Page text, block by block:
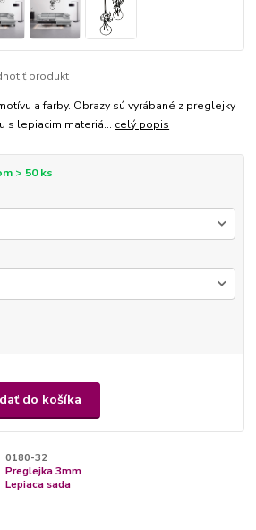
produkt
a farby. Obrazy sú vyrábané z preglejky
s lepiacim materiá... celý popis
> 50 ks
do košíka
0180-32
Preglejka 3mm
Lepiaca sada